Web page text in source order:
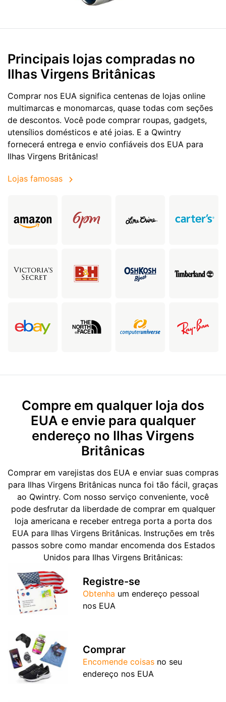
Principais lojas compradas no
Ilhas Virgens Britânicas
Comprar nos EUA significa centenas de lojas online
multimarcas e monomarcas, quase todas com seções
de descontos. Você pode comprar roupas, gadgets,
utensílios domésticos e até joias. E a Qwintry
fornecerá entrega e envio confiáveis dos EUA para
Ilhas Virgens Britânicas!
Lojas famosas
Compre em qualquer loja dos
EUA e envie para qualquer
endereço no Ilhas Virgens
Britânicas
Comprar em varejistas dos EUA e enviar suas compras
para Ilhas Virgens Britânicas nunca foi tão fácil, graças
ao Qwintry. Com nosso serviço conveniente, você
pode desfrutar da liberdade de comprar em qualquer
loja americana e receber entrega porta a porta dos
EUA para Ilhas Virgens Britânicas. Instruções em três
passos sobre como mandar encomenda dos Estados
Unidos para Ilhas Virgens Britânicas:
Registre-se
Obtenha um endereço pessoal
nos EUA
Comprar
Encomende coisas no seu
endereço nos EUA